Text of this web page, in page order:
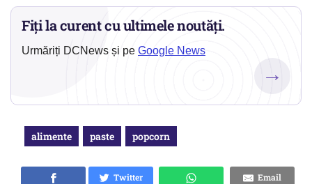
Fiți la curent cu ultimele noutăți.
Urmăriți DCNews și pe Google News
→
alimente paste popcorn
Twitter
Email